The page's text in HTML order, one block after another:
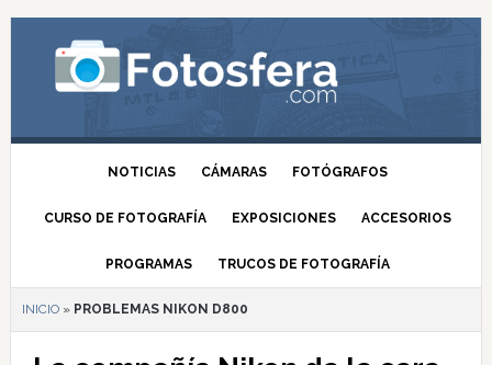
NOTICIAS CÁMARAS FOTÓGRAFOS
CURSO DE FOTOGRAFÍA EXPOSICIONES ACCESORIOS
PROGRAMAS TRUCOS DE FOTOGRAFÍA
INICIO» PROBLEMAS NIKON D800